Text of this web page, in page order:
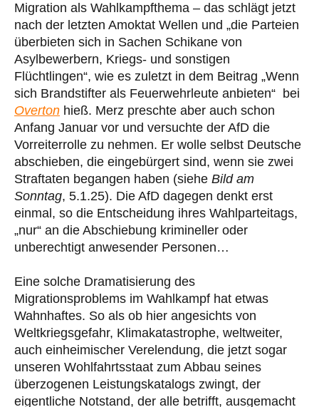
Migration als Wahlkampfthema – das schlägt jetzt
nach der letzten Amoktat Wellen und „die Parteien
überbieten sich in Sachen Schikane von
Asylbewerbern, Kriegs- und sonstigen
Flüchtlingen“, wie es zuletzt in dem Beitrag „Wenn
sich Brandstifter als Feuerwehrleute anbieten“ bei
Overton hieß. Merz preschte aber auch schon
Anfang Januar vor und versuchte der AfD die
Vorreiterrolle zu nehmen. Er wolle selbst Deutsche
abschieben, die eingebürgert sind, wenn sie zwei
Straftaten begangen haben (siehe Bild am
Sonntag, 5.1.25). Die AfD dagegen denkt erst
einmal, so die Entscheidung ihres Wahlparteitags,
„nur“ an die Abschiebung krimineller oder
unberechtigt anwesender Personen…
Eine solche Dramatisierung des
Migrationsproblems im Wahlkampf hat etwas
Wahnhaftes. So als ob hier angesichts von
Weltkriegsgefahr, Klimakatastrophe, weltweiter,
auch einheimischer Verelendung, die jetzt sogar
unseren Wohlfahrtsstaat zum Abbau seines
überzogenen Leistungskatalogs zwingt, der
eigentliche Notstand, der alle betrifft, ausgemacht